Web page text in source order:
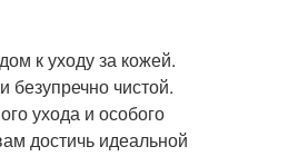
к уходу за кожей.
чистой.
ухода и особого
достичь идеальной